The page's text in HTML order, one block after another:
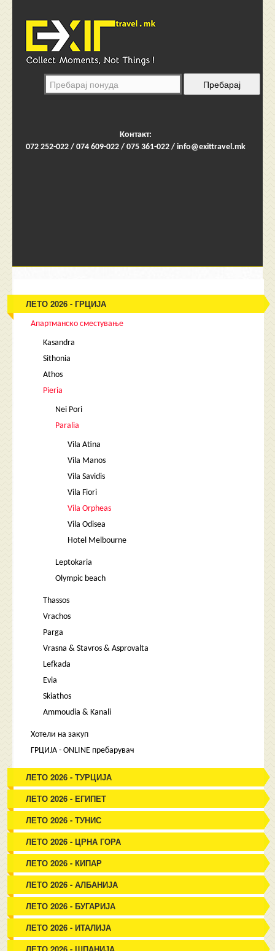
Контакт:
072 252-022 / 074 609-022 / 075 361-022 / info@exittravel.mk
ЛЕТО 2026 - ГРЦИЈА
Апартманско сместување
Kasandra
Sithonia
Athos
Pieria
Nei Pori
Paralia
Vila Atina
Vila Manos
Vila Savidis
Vila Fiori
Vila Orpheas
Vila Odisea
Hotel Melbourne
Leptokaria
Olympic beach
Thassos
Vrachos
Parga
Vrasna & Stavros & Asprovalta
Lefkada
Evia
Skiathos
Ammoudia & Kanali
Хотели на закуп
ГРЦИЈА - ONLINE пребарувач
ЛЕТО 2026 - ТУРЦИЈА
ЛЕТО 2026 - ЕГИПЕТ
ЛЕТО 2026 - ТУНИС
ЛЕТО 2026 - ЦРНА ГОРА
ЛЕТО 2026 - КИПАР
ЛЕТО 2026 - АЛБАНИЈА
ЛЕТО 2026 - БУГАРИЈА
ЛЕТО 2026 - ИТАЛИЈА